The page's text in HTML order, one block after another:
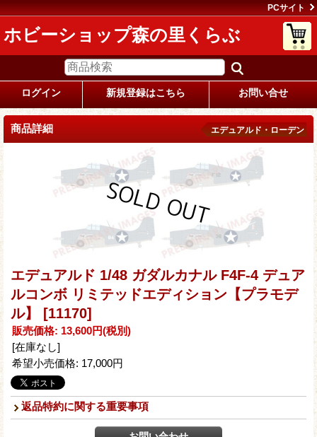
PCサイト
ホビーショップ森の里くらぶ
ログイン 新規登録はこちら お問い合せ
商品詳細 エデュアルド・ローデン
エデュアルド 1/48 ガダルカナル F4F-4 デュア
ルコンボ リミテッドエディション【プラモデ
ル】 [11170]
販売価格: 13,600円(税別)
[在庫なし]
希望小売価格: 17,000円
返品特約に関する重要事項